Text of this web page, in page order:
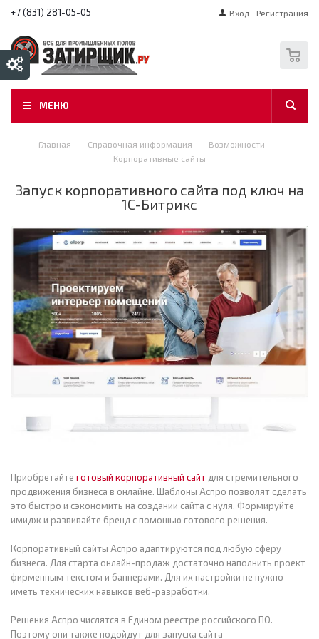
+7 (831) 281-05-05 Вход Регистрация
МЕНЮ
Главная - Справочная информация - Возможности
-
Корпоративные сайты
Запуск корпоративного сайта под ключ на
1С-Битрикс
Приобретайте готовый корпоративный сайт для стремительного
продвижения бизнеса в онлайне. Шаблоны Аспро позволят сделать
это быстро и сэкономить на создании сайта с нуля. Формируйте
имидж и развивайте бренд с помощью готового решения.
Корпоративный сайты Аспро адаптируются под любую сферу
бизнеса. Для старта онлайн-продаж достаточно наполнить проект
фирменным текстом и баннерами. Для их настройки не нужно
иметь технических навыков веб-разработки.
Решения Аспро числятся в Едином реестре российского ПО.
Поэтому они также подойдут для запуска сайта